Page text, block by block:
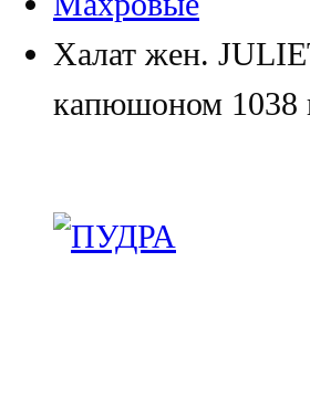
Халат жен.
капюшоном 1038